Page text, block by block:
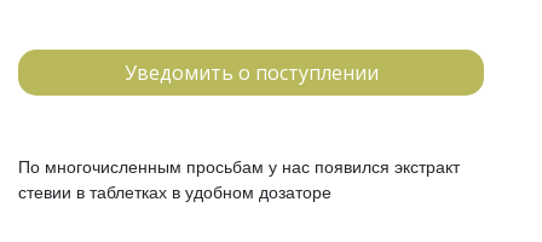
Уведомить о поступлении
По многочисленным просьбам у нас появился экстракт
стевии в таблетках в удобном дозаторе